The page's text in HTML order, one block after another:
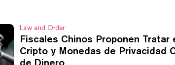
Law and Order
Fiscales Chinos Proponen
Cripto y Monedas de Privacidad
de Dinero